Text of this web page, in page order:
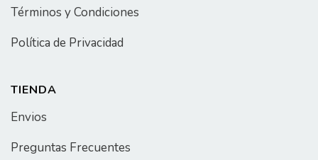
Términos y Condiciones
Política de Privacidad
TIENDA
Envios
Preguntas Frecuentes